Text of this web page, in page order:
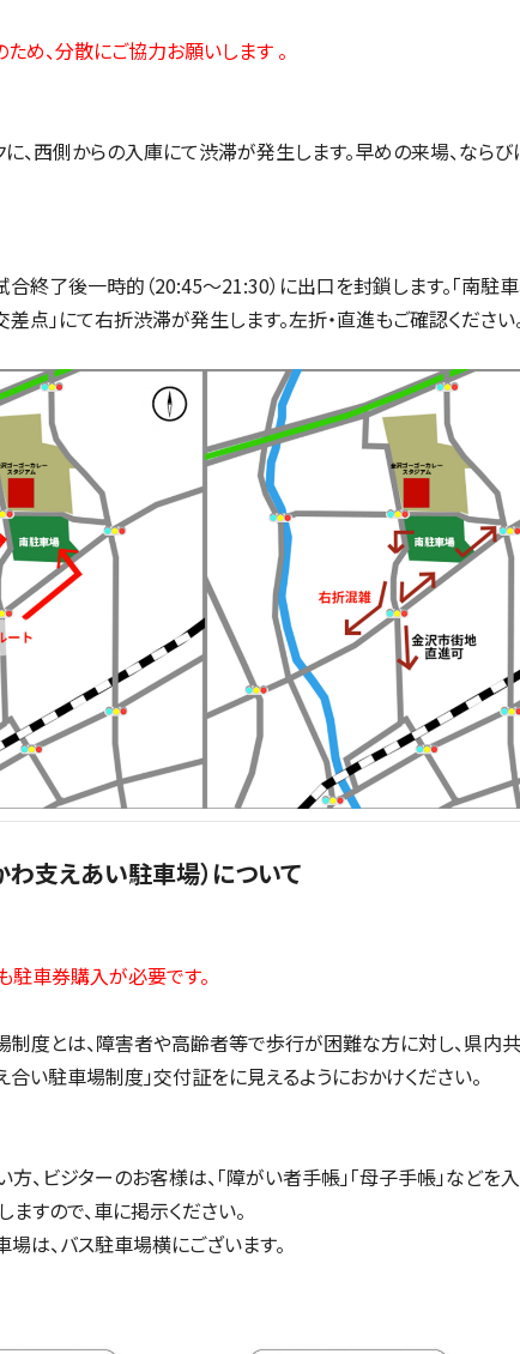
め、分散にご協力お願いします 。
、西側からの入庫にて渋滞が発生します。早めの来場、なら
合終了後一時的 （20:45〜21:30） に出口を封鎖します。「南駐
差点」にて右折渋滞が発生します。左折・直進もご確認ください
支えあい駐車場）について
車券購入が必要です。
制度とは、障害者や高齢者等で歩行が困難な方に対し、県内
合い駐車場制度」交付証をに見えるようにおかけください。
、ビジターのお客様は、「障がい者手帳」「母子手帳」などを
すので、車に掲示ください。
は、バス駐車場横にございます。